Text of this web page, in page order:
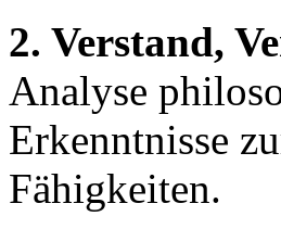
2. Verstand,
Analyse
Erkenntnisse
Fähigkeiten.